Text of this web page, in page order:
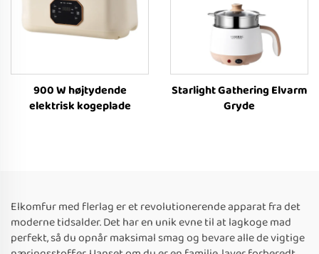
900 W højtydende
elektrisk kogeplade
Starlight Gathering Elvarm
Gryde
Elkomfur med flerlag er et revolutionerende apparat fra det
moderne tidsalder. Det har en unik evne til at lagkoge mad
perfekt, så du opnår maksimal smag og bevare alle de vigtige